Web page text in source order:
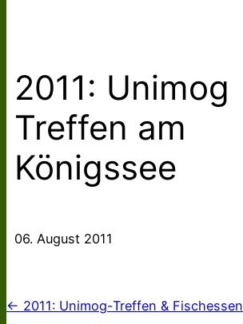
2011: Unimog
Treffen am
Königssee
06. August 2011
← 2011: Unimog-Treffen & Fischessen